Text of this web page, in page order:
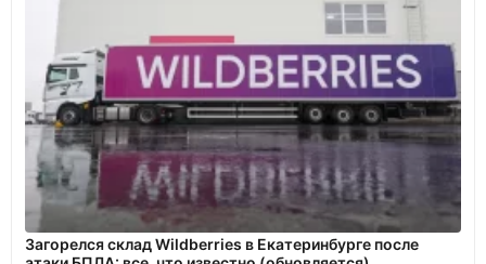
Загорелся склад Wildberries в Екатеринбурге после